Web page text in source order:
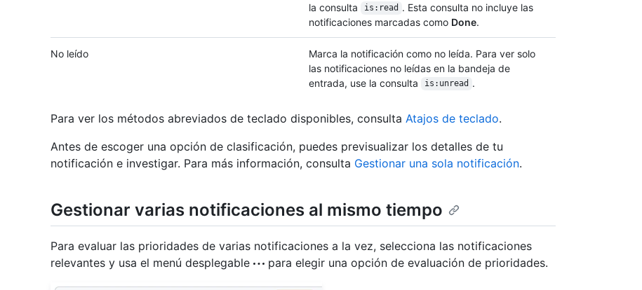
la consulta
is:read . Esta consulta no incluye las
notificaciones marcadas como Done.
No leído
Marca la notificación como no leída. Para ver solo
las notificaciones no leídas en la bandeja de
entrada, use la consulta
is:unread .
Para ver los métodos abreviados de teclado disponibles, consulta Atajos de teclado.
Antes de escoger una opción de clasificación, puedes previsualizar los detalles de tu
notificación e investigar. Para más información, consulta Gestionar una sola notificación.
Gestionar varias notificaciones al mismo tiempo
Para evaluar las prioridades de varias notificaciones a la vez, selecciona las notificaciones
relevantes y usa el menú desplegable
para elegir una opción de evaluación de prioridades.